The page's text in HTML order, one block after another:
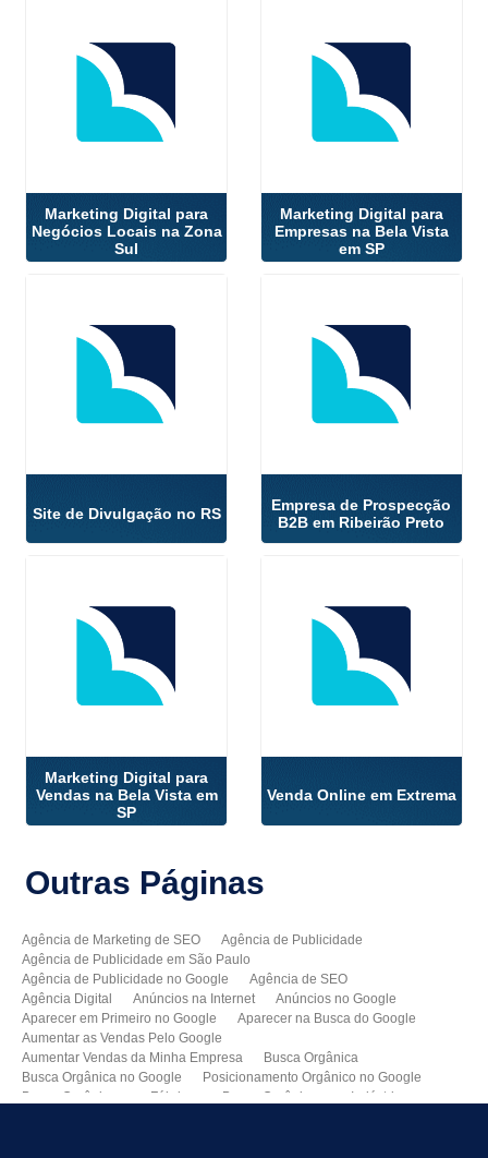
Marketing Digital para
Negócios Locais na Zona
Sul
Marketing Digital para
Empresas na Bela Vista
em SP
Site de Divulgação no RS
Empresa de Prospecção
B2B em Ribeirão Preto
Marketing Digital para
Vendas na Bela Vista em
SP
Venda Online em Extrema
Outras Páginas
Agência de Marketing de SEO
Agência de Publicidade
Agência de Publicidade em São Paulo
Agência de Publicidade no Google
Agência de SEO
Agência Digital
Anúncios na Internet
Anúncios no Google
Aparecer em Primeiro no Google
Aparecer na Busca do Google
Aumentar as Vendas Pelo Google
Aumentar Vendas da Minha Empresa
Busca Orgânica
Busca Orgânica no Google
Posicionamento Orgânico no Google
Busca Orgânica para Fábricas
Busca Orgânica para Indústrias